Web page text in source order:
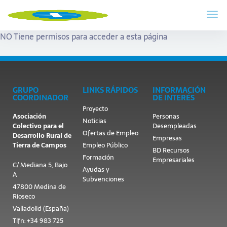
NO Tiene permisos para acceder a esta página
GRUPO
COORDINADOR
Asociación
Colectivo para el
Desarrollo Rural de
Tierra de Campos
C/ Mediana 5, Bajo
A
47800 Medina de
Rioseco
Valladolid (España)
Tlfn: +34 983 725
LINKS RÁPIDOS
Proyecto
Noticias
Ofertas de Empleo
Empleo Público
Formación
Ayudas y
Subvenciones
INFORMACIÓN
DE INTERÉS
Personas
Desempleadas
Empresas
BD Recursos
Empresariales